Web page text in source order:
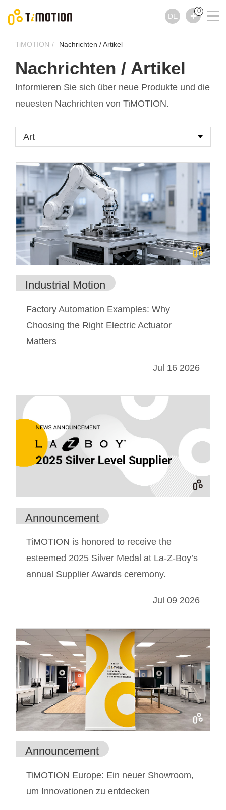
DE
0
TiMOTION Nachrichten / Artikel
Nachrichten / Artikel
Informieren Sie sich über neue Produkte und die
neuesten Nachrichten von TiMOTION.
Industrial Motion
Factory Automation Examples: Why
Choosing the Right Electric Actuator
Matters
Jul 16 2026
Announcement
TiMOTION is honored to receive the
esteemed 2025 Silver Medal at La-Z-Boy’s
annual Supplier Awards ceremony.
Jul 09 2026
Announcement
TiMOTION Europe: Ein neuer Showroom,
um Innovationen zu entdecken